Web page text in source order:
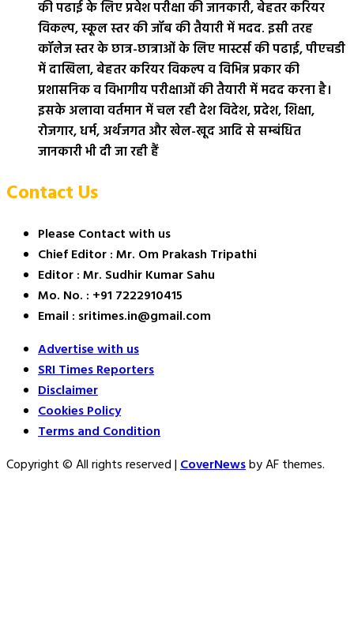
की पढाई के लिए प्रवेश परीक्षा की जानकारी, बेहतर करियर
विकल्प, स्कूल स्तर की जॉब की तैयारी में मदद. इसी तरह
कॉलेज स्तर के छात्र-छात्राओं के लिए मास्टर्स की पढाई, पीएचडी
में दाखिला, बेहतर करियर विकल्प व विभिन्न प्रकार की
प्रशासनिक व विभागीय परीक्षाओं की तैयारी में मदद करना है।
इसके अलावा वर्तमान में चल रही देश विदेश, प्रदेश, शिक्षा,
रोजगार, धर्म, अर्थजगत और खेल-खूद आदि से सम्बंधित
जानकारी भी दी जा रही हैं
Contact Us
Please Contact with us
Chief Editor : Mr. Om Prakash Tripathi
Editor : Mr. Sudhir Kumar Sahu
Mo. No. : +91 7222910415
Email : sritimes.in@gmail.com
Advertise with us
SRI Times Reporters
Disclaimer
Cookies Policy
Terms and Condition
Copyright © All rights reserved|CoverNewsby AF themes.